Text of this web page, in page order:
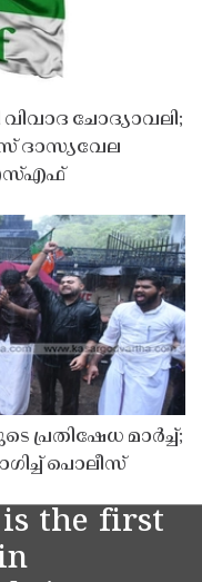
ചോദ്യാവലി;
ദാസ്യവേല
പ്രതിഷേധ മാർച്ച്;
പൊലീസ്
is the first